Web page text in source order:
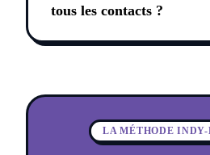
tous les contacts ?
LA MÉTHODE INDY-